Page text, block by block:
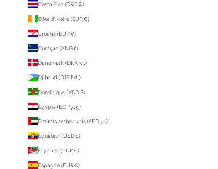
Costa Rica (CRC ₡)
Côte d’Ivoire (EUR €)
Croatie (EUR €)
Curaçao (ANG ƒ)
Danemark (DKK kr.)
Djibouti (DJF Fdj)
Dominique (XCD $)
Égypte (EGP ج.م)
Émirats arabes unis (AED د.إ)
Équateur (USD $)
Érythrée (EUR €)
Espagne (EUR €)